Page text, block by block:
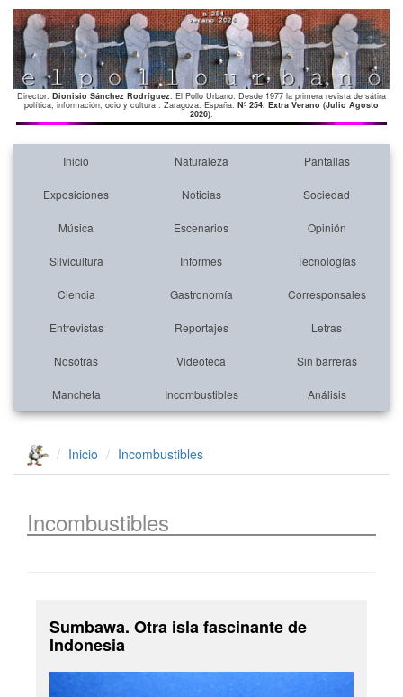
Director: Dionisio Sánchez Rodríguez. El Pollo Urbano. Desde 1977 la primera revista de sátira
política, información, ocio y cultura . Zaragoza. España. Nº 254. Extra Verano (Julio Agosto
2026).
Inicio Naturaleza Pantallas
Exposiciones Noticias Sociedad
Música Escenarios Opinión
Silvicultura Informes Tecnologías
Ciencia Gastronomía Corresponsales
Entrevistas Reportajes Letras
Nosotras Videoteca Sin barreras
Mancheta Incombustibles Análisis
Inicio Incombustibles
Incombustibles
Sumbawa. Otra isla fascinante de
Indonesia